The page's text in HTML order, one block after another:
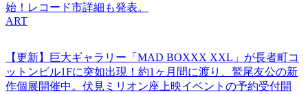
始！レコード市詳細も発表。
ART
【更新】巨大ギャラリー「MAD BOXXX XXL」が長者町コ
ットンビル1Fに突如出現！約1ヶ月間に渡り、鷲尾友公の新
作個展開催中。伏見ミリオン座上映イベントの予約受付開